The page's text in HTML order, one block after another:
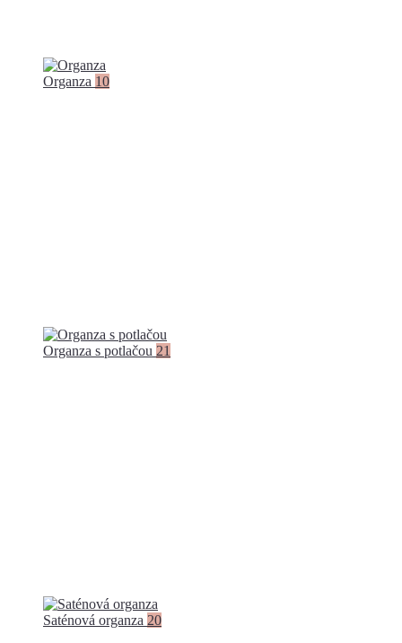
Organza 10
Organza s potlačou 21
Saténová organza 20